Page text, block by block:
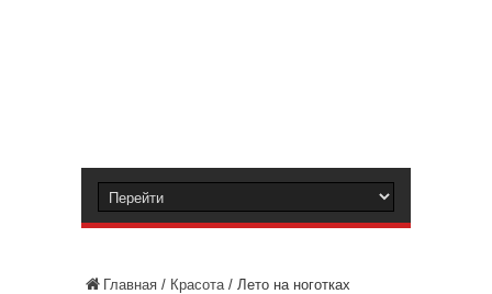
Главная / Красота/ Лето на ноготках